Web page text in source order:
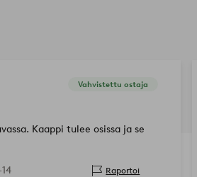
Vahvistettu ostaja
Kaappi tulee osissa ja se
Raportoi